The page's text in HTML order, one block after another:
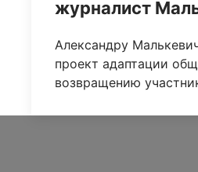
журналист
Александру
проект адаптации
возвращению